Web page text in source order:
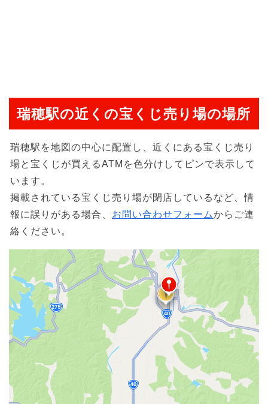
瑞穂駅の近くの宝くじ売り場の場所
瑞穂駅を地図の中心に配置し、近くにある宝くじ売り
場と宝くじが買えるATMを色分けしてピンで表示して
います。
掲載されている宝くじ売り場が閉店しているなど、情
報に誤りがある場合、 お問い合わせフォームからご連
絡ください。